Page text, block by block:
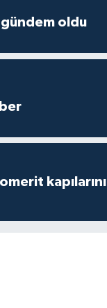
gündem oldu
kapılarını